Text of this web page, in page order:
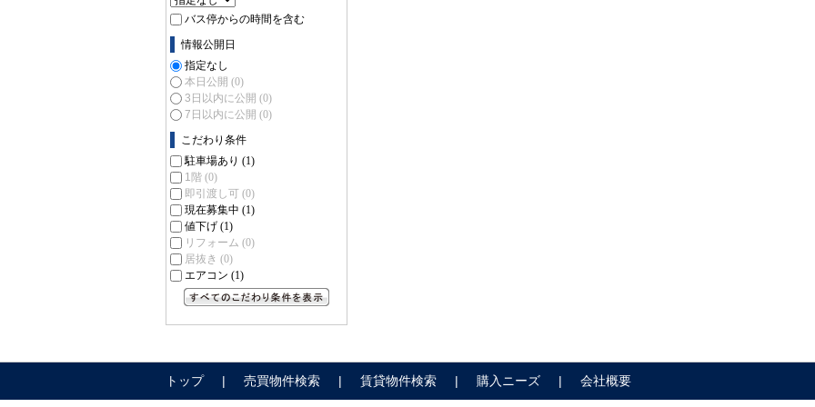
バス停からの時間を含む
情報公開日
指定なし
本日公開 (0)
3日以内に公開 (0)
7日以内に公開 (0)
こだわり条件
駐車場あり (1)
1階 (0)
即引渡し可 (0)
現在募集中 (1)
値下げ (1)
リフォーム (0)
居抜き (0)
エアコン (1)
トップ 売買物件検索 賃貸物件検索 購入ニーズ 会社概要